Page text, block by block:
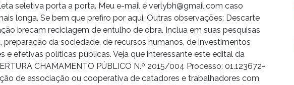
seletiva porta a porta. Meu e-mail é verlybh@gmail.com caso
longa. Se bem que prefiro por aqui. Outras observações: Descarte
brecam reciclagem de entulho de obra. Inclua em suas pesquisas
da sociedade, de recursos humanos, de investimentos
e efetivas políticas públicas. Veja que interessante este edital da
CHAMAMENTO PÚBLICO N.º 2015/004 Processo: 01.123672-
de associação ou cooperativa de catadores e trabalhadores com